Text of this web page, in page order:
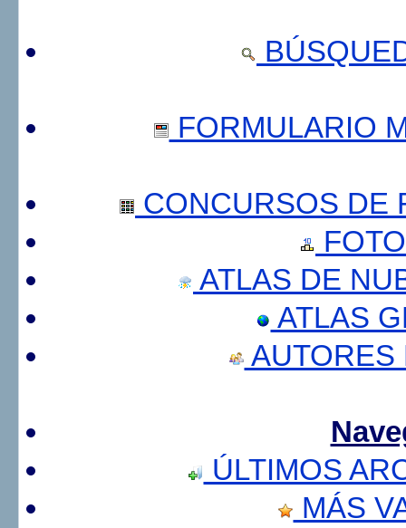
FORMULARIO
CONCURSOS DE
ATLAS DE
ATLAS
AUTORES
ÚLTIMOS
MÁS